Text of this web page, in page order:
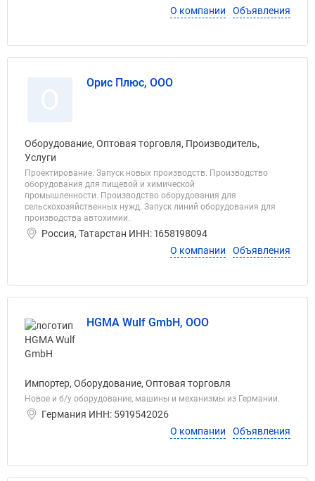
О компании
Объявления
Орис Плюс, ООО
Оборудование, Оптовая торговля, Производитель,
Услуги
Проектирование. Запуск новых производств. Производство
оборудования для пищевой и химической
промышленности. Производство оборудования для
сельскохозяйственных нужд. Запуск линий оборудования для
производства автохимии.
Россия, Татарстан ИНН: 1658198094
О компании
Объявления
HGMA Wulf GmbH, ООО
Импортер, Оборудование, Оптовая торговля
Новое и б/у оборудование, машины и механизмы из Германии.
Германия ИНН: 5919542026
О компании
Объявления